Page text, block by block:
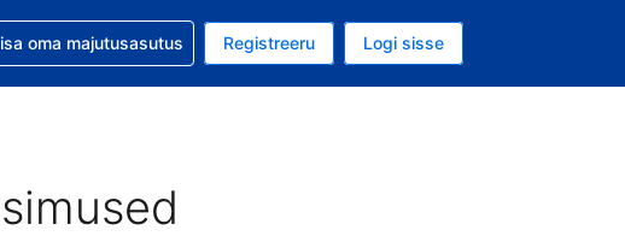
valuuta on USA dollar
valitud keel on Eesti keeles
broneeringuga abi
oma majutusasutus Registreeru Logi sisse